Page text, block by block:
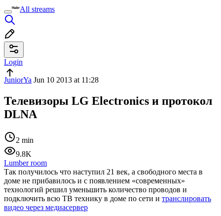
All streams
Login
JuniorYa Jun 10 2013 at 11:28
Телевизоры LG Electronics и протокол
DLNA
2 min
9.8K
Lumber room
Так получилось что наступил 21 век, а свободного места в
доме не прибавилось и с появлением «современных»
технологий решил уменьшить количество проводов и
подключить всю ТВ технику в доме по сети и транслировать
видео через медиасервер